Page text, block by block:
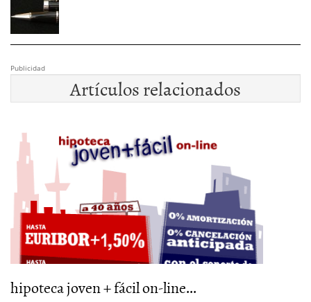
Publicidad
Artículos relacionados
hipoteca joven + fácil on-line...